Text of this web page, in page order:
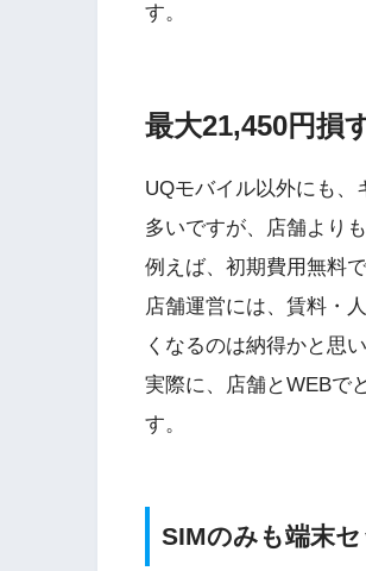
す。
最大21,450円損
UQモバイル以外にも、
多いですが、店舗より
例えば、初期費用無料
店舗運営には、賃料・
くなるのは納得かと思い
実際に、店舗とWEBで
す。
SIMのみも端末